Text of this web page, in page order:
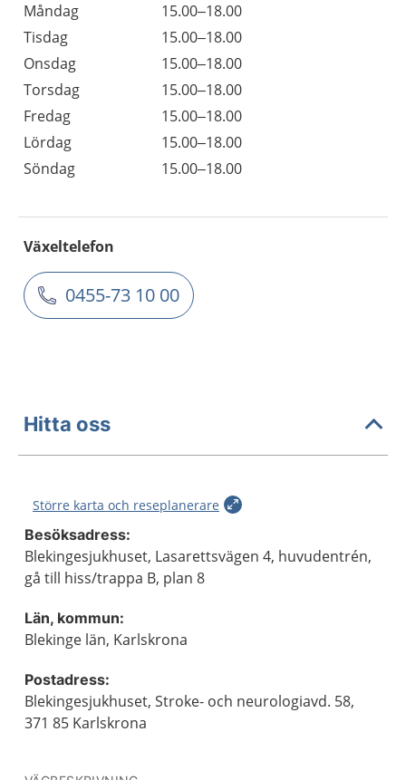
Måndag
15.00–18.00
Tisdag
15.00–18.00
Onsdag
15.00–18.00
Torsdag
15.00–18.00
Fredag
15.00–18.00
Lördag
15.00–18.00
Söndag
15.00–18.00
Växeltelefon
0455-73 10 00
Hitta oss
Större karta och reseplanerare
Besöksadress:
Blekingesjukhuset, Lasarettsvägen 4, huvudentrén,
gå till hiss/trappa B, plan 8
Län, kommun:
Blekinge län, Karlskrona
Postadress:
Blekingesjukhuset, Stroke- och neurologiavd. 58,
371 85 Karlskrona